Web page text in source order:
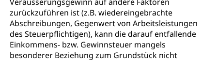
zurückzuführen ist (z.B. wiedereingebrachte
Abschreibungen, Gegenwert von Arbeitsleistungen
des Steuerpflichtigen), kann die darauf entfallende
Einkommens- bzw. Gewinnsteuer mangels
besonderer Beziehung zum Grundstück nicht